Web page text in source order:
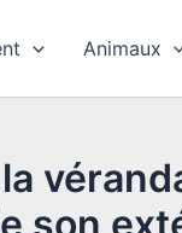
Animaux